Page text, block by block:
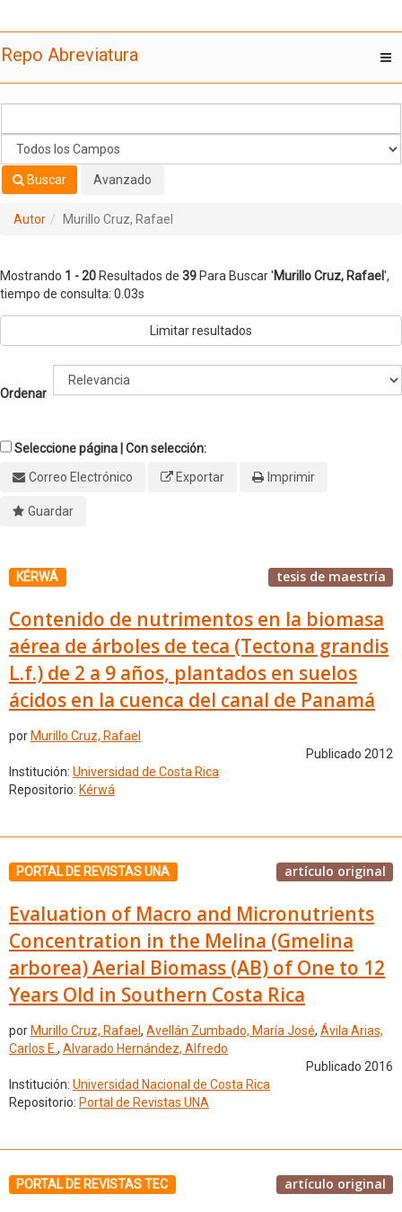
Repo Abreviatura
Buscar Avanzado
Autor Murillo Cruz, Rafael
Mostrando 1 - 20 Resultados de 39 Para Buscar 'Murillo Cruz, Rafael',
tiempo de consulta: 0.03s
Limitar resultados
Ordenar
Seleccione página | Con selección:
Correo Electrónico
Exportar Imprimir
Guardar
KÉRWÁ tesis de maestría
Contenido de nutrimentos en la biomasa
aérea de árboles de teca (Tectona grandis
L.f.) de 2 a 9 años, plantados en suelos
ácidos en la cuenca del canal de Panamá
por Murillo Cruz, Rafael
Publicado 2012
Institución: Universidad de Costa Rica
Repositorio: Kérwá
PORTAL DE REVISTAS UNA artículo original
Evaluation of Macro and Micronutrients
Concentration in the Melina (Gmelina
arborea) Aerial Biomass (AB) of One to 12
Years Old in Southern Costa Rica
por Murillo Cruz, Rafael , Avellán Zumbado, María José, Ávila Arias,
Carlos E., Alvarado Hernández, Alfredo
Publicado 2016
Institución: Universidad Nacional de Costa Rica
Repositorio: Portal de Revistas UNA
PORTAL DE REVISTAS TEC artículo original